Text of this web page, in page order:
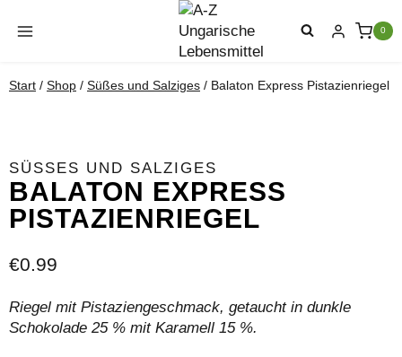
Inhalt
0
Start / Shop / Süßes und Salziges / Balaton Express Pistazienriegel
SÜSSES UND SALZIGES
BALATON EXPRESS
PISTAZIENRIEGEL
€0.99
Riegel mit Pistaziengeschmack, getaucht in dunkle
Schokolade 25 % mit Karamell 15 %.